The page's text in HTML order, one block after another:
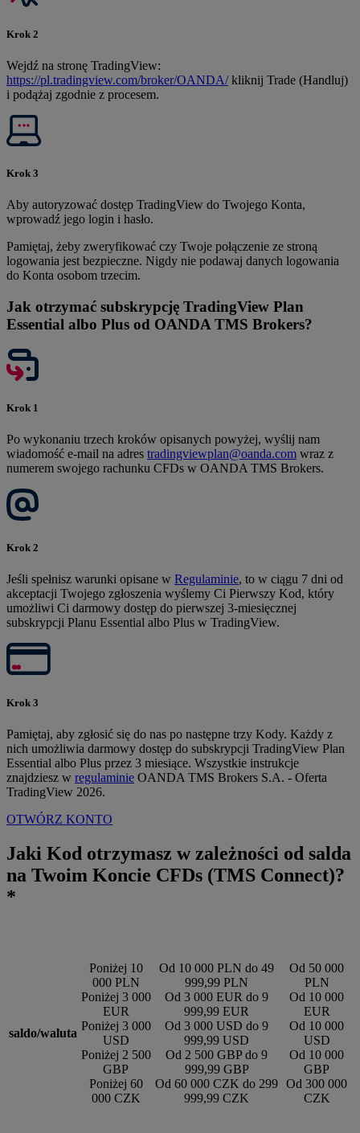
Krok 2
Wejdź na stronę TradingView:
https://pl.tradingview.com/broker/OANDA/kliknij Trade (Handluj)
i podążaj zgodnie z procesem.
Krok 3
Aby autoryzować dostęp TradingView do Twojego Konta,
wprowadź jego login i hasło.
Pamiętaj, żeby zweryfikować czy Twoje połączenie ze stroną
logowania jest bezpieczne. Nigdy nie podawaj danych logowania
do Konta osobom trzecim.
Jak otrzymać subskrypcję TradingView Plan
Essential albo Plus od OANDA TMS Brokers?
Krok 1
Po wykonaniu trzech kroków opisanych powyżej, wyślij nam
wiadomość e-mail na adres tradingviewplan@oanda.com wraz z
numerem swojego rachunku CFDs w OANDA TMS Brokers.
Krok 2
Jeśli spełnisz warunki opisane w Regulaminie, to w ciągu 7 dni od
akceptacji Twojego zgłoszenia wyślemy Ci Pierwszy Kod, który
umożliwi Ci darmowy dostęp do pierwszej 3-miesięcznej
subskrypcji Planu Essential albo Plus w TradingView.
Krok 3
Pamiętaj, aby zgłosić się do nas po następne trzy Kody. Każdy z
nich umożliwia darmowy dostęp do subskrypcji TradingView Plan
Essential albo Plus przez 3 miesiące. Wszystkie instrukcje
znajdziesz w regulaminie OANDA TMS Brokers S.A. - Oferta
TradingView 2026.
OTWÓRZ KONTO
Jaki Kod otrzymasz w zależności od salda
na Twoim Koncie CFDs (TMS Connect)?
*
saldo/waluta
Poniżej 10
000 PLN
Poniżej 3 000
EUR
Poniżej 3 000
USD
Poniżej 2 500
GBP
Poniżej 60
000 CZK
Od 10 000 PLN do 49
999,99 PLN
Od 3 000 EUR do 9
999,99 EUR
Od 3 000 USD do 9
999,99 USD
Od 2 500 GBP do 9
999,99 GBP
Od 60 000 CZK do 299
999,99 CZK
Od 50 000
PLN
Od 10 000
EUR
Od 10 000
USD
Od 10 000
GBP
Od 300 000
CZK